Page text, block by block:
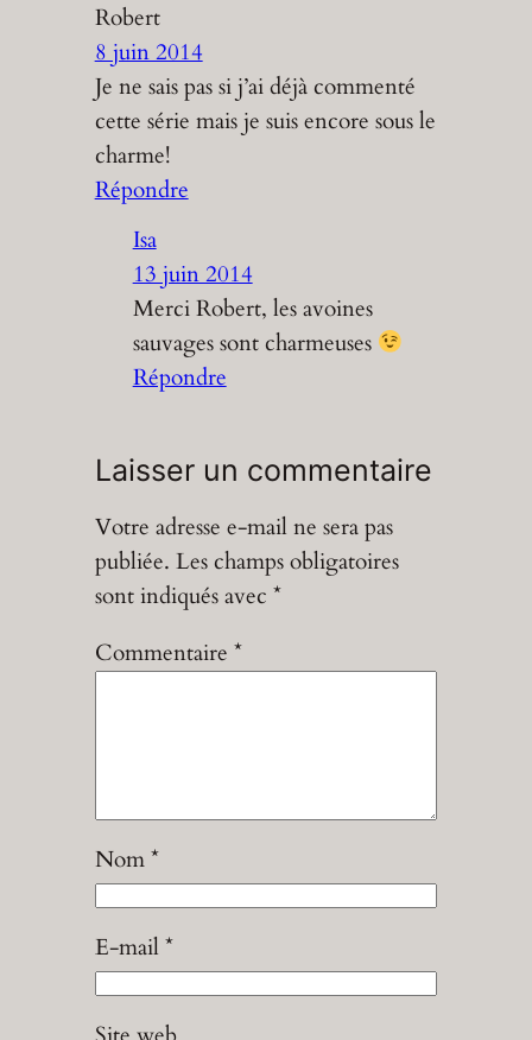
Robert
8 juin 2014
Je ne sais pas si j’ai déjà commenté
cette série mais je suis encore sous le
charme!
Répondre
Isa
13 juin 2014
Merci Robert, les avoines
sauvages sont charmeuses
Répondre
Laisser un commentaire
Votre adresse e-mail ne sera pas
publiée. Les champs obligatoires
sont indiqués avec *
Commentaire *
Nom*
E-mail*